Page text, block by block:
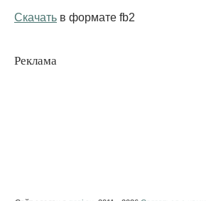
Скачать в формате fb2
Реклама